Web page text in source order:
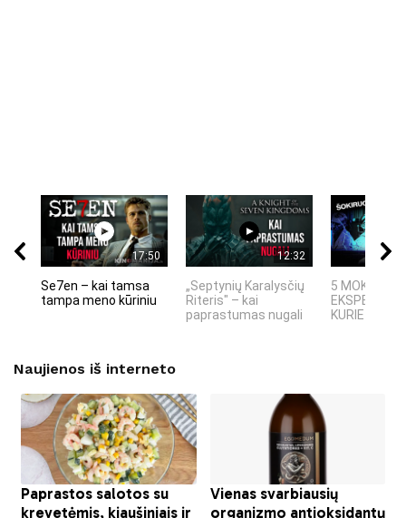
17:50
Se7en – kai tamsa
tampa meno kūriniu
12:32
„Septynių Karalysčių
Riteris" – kai
paprastumas nugali
5 MOKSLINIAI
KURIE
Naujienos iš interneto